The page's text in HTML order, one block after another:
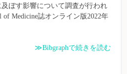
及ぼす影響について調査が行われ
of Medicine誌オンライン版2022年
≫Bibgraphで続きを読む